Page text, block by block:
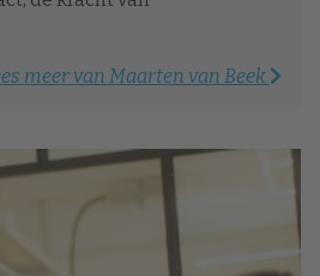
meer van Maarten van Beek